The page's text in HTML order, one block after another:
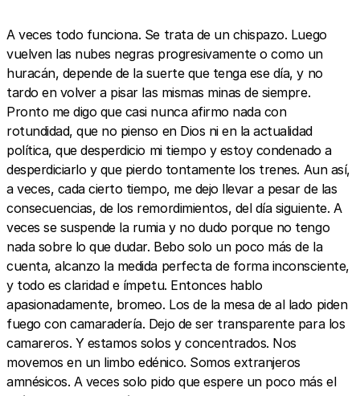
A veces todo funciona. Se trata de un chispazo. Luego
vuelven las nubes negras progresivamente o como un
huracán, depende de la suerte que tenga ese día, y no
tardo en volver a pisar las mismas minas de siempre.
Pronto me digo que casi nunca afirmo nada con
rotundidad, que no pienso en Dios ni en la actualidad
política, que desperdicio mi tiempo y estoy condenado a
desperdiciarlo y que pierdo tontamente los trenes. Aun así,
a veces, cada cierto tiempo, me dejo llevar a pesar de las
consecuencias, de los remordimientos, del día siguiente. A
veces se suspende la rumia y no dudo porque no tengo
nada sobre lo que dudar. Bebo solo un poco más de la
cuenta, alcanzo la medida perfecta de forma inconsciente,
y todo es claridad e ímpetu. Entonces hablo
apasionadamente, bromeo. Los de la mesa de al lado piden
fuego con camaradería. Dejo de ser transparente para los
camareros. Y estamos solos y concentrados. Nos
movemos en un limbo edénico. Somos extranjeros
amnésicos. A veces solo pido que espere un poco más el